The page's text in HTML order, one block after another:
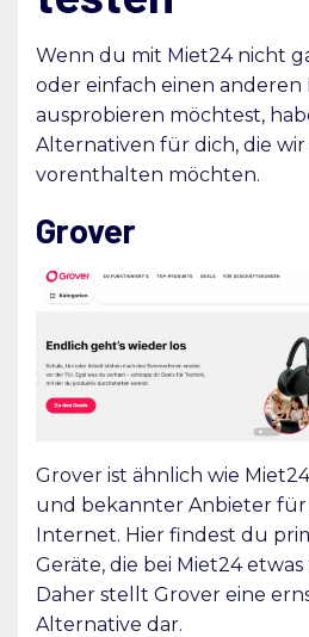
Wenn du mit Miet24 nicht
oder einfach einen anderen
ausprobieren möchtest,
Alternativen für dich, die
vorenthalten möchten.
Grover
Grover ist ähnlich wie
und bekannter Anbieter
Internet. Hier findest du
Geräte, die bei Miet24
Daher stellt Grover eine
Alternative dar.